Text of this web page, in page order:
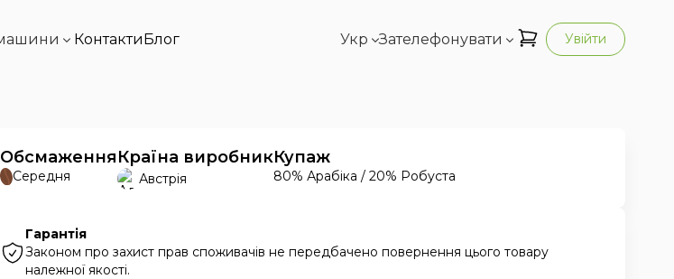
КонтактиБлог Укр Зателефонувати Увійти
Обсмаження
Середня
Країна виробник
Австрія
Купаж
80% Арабіка / 20% Робуста
Гарантія
Законом про захист прав споживачів не передбачено повернення цього товару
належної якості.